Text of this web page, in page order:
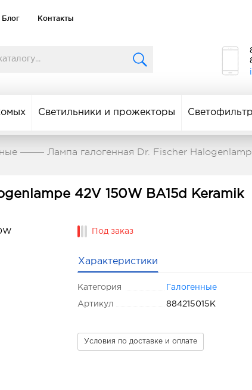
Блог Контакты
Светильники и прожекторы
Лампа галогенная Dr. Fischer
42V 150W BA15d Keramik
Под заказ
Характеристики
Категория Галогенные
Артикул 884215015K
Условия по доставке и оплате